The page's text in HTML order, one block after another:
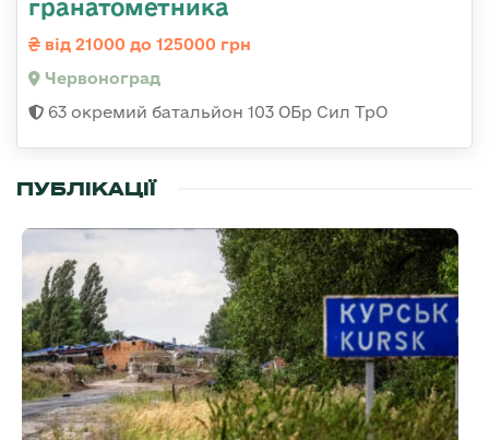
гранатометника
від 21000 до 125000 грн
Червоноград
63 окремий батальйон 103 ОБр Сил ТрО
ПУБЛІКАЦІЇ